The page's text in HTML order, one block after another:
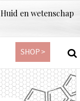
Huid en wetenschap
SHOP >